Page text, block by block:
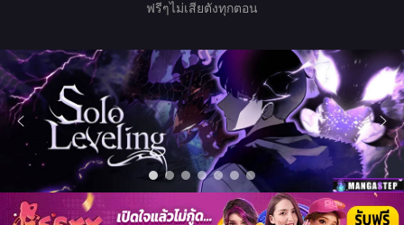
ฟรีๆไม่เสียตังทุกตอน